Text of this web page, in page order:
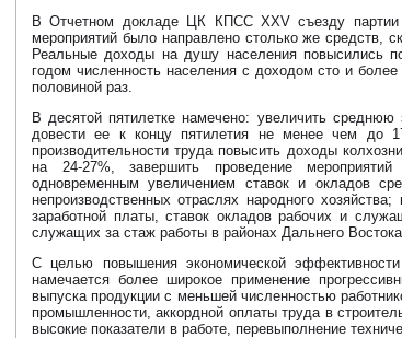
В Отчетном докладе ЦК КПСС ХХV съезду партии
мероприятий было направлено столько же средств,
Реальные доходы на душу населения повысились
годом численность населения с доходом сто и
половиной раз.
В десятой пятилетке намечено: увеличить
довести ее к концу пятилетия не менее чем до
производительности труда повысить доходы
на 24-27%, завершить проведение
одновременным увеличением ставок и окладов
непроизводственных отраслях народного
заработной платы, ставок окладов рабочих и
служащих за стаж работы в районах Дальнего
С целью повышения экономической
намечается более широкое применение
выпуска продукции с меньшей численностью
промышленности, аккордной оплаты труда в
высокие показатели в работе, перевыполнение